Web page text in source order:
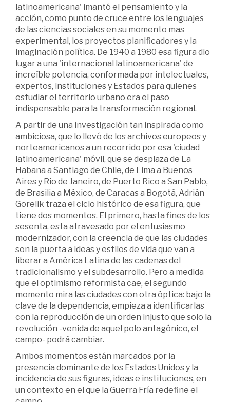
latinoamericana' imantó el pensamiento y la
acción, como punto de cruce entre los lenguajes
de las ciencias sociales en su momento mas
experimental, los proyectos planificadores y la
imaginación política. De 1940 a 1980 esa figura dio
lugar a una 'internacional latinoamericana' de
increíble potencia, conformada por intelectuales,
expertos, instituciones y Estados para quienes
estudiar el territorio urbano era el paso
indispensable para la transformación regional.
A partir de una investigación tan inspirada como
ambiciosa, que lo llevó de los archivos europeos y
norteamericanos a un recorrido por esa 'ciudad
latinoamericana' móvil, que se desplaza de La
Habana a Santiago de Chile, de Lima a Buenos
Aires y Rio de Janeiro, de Puerto Rico a San Pablo,
de Brasilia a México, de Caracas a Bogotá, Adrián
Gorelik traza el ciclo histórico de esa figura, que
tiene dos momentos. El primero, hasta fines de los
sesenta, esta atravesado por el entusiasmo
modernizador, con la creencia de que las ciudades
son la puerta a ideas y estilos de vida que van a
liberar a América Latina de las cadenas del
tradicionalismo y el subdesarrollo. Pero a medida
que el optimismo reformista cae, el segundo
momento mira las ciudades con otra óptica: bajo la
clave de la dependencia, empieza a identificarlas
con la reproducción de un orden injusto que solo la
revolución -venida de aquel polo antagónico, el
campo- podrá cambiar.
Ambos momentos están marcados por la
presencia dominante de los Estados Unidos y la
incidencia de sus figuras, ideas e instituciones, en
un contexto en el que la Guerra Fría redefine el